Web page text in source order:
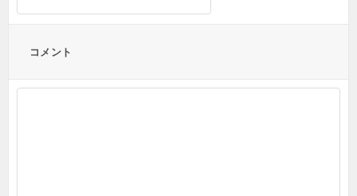
コメント